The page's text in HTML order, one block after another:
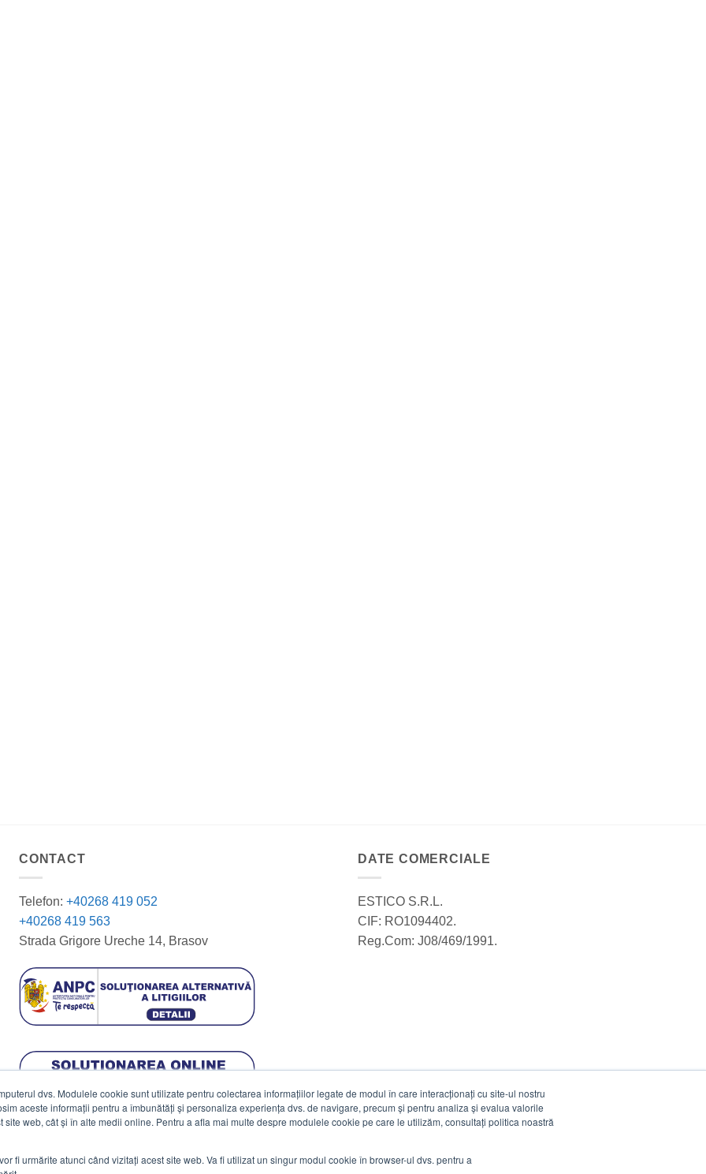
dvs. Modulele cookie sunt utilizate pentru colectarea informațiilor legate de modul în care interacționați cu site-ul nostru
aceste informații pentru a îmbunătăți și personaliza experiența dvs. de navigare, precum și pentru analiza și evalua valorile
web, cât și în alte medii online. Pentru a afla mai multe despre modulele cookie pe care le utilizăm, consultați politica noastră
fi urmărite atunci când vizitați acest site web. Va fi utilizat un singur modul cookie în browser-ul dvs. pentru a
CONTACT
Telefon: +40268 419 052
+40268 419 563
Strada Grigore Ureche 14, Brasov
DATE COMERCIALE
ESTICO S.R.L.
CIF: RO1094402.
Reg.Com: J08/469/1991.